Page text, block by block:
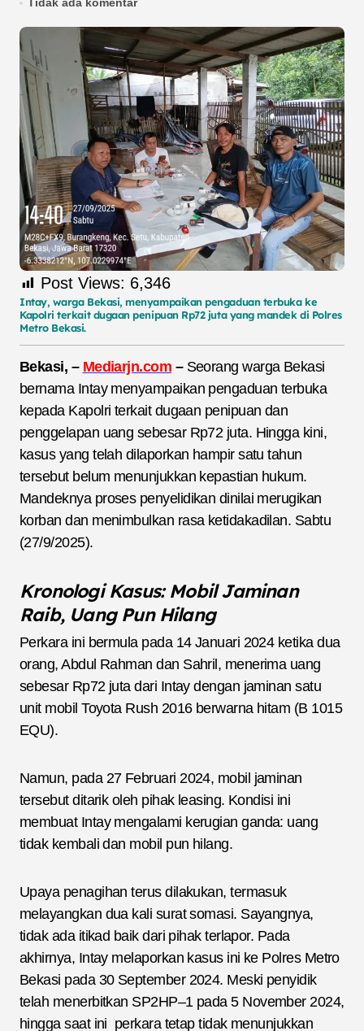
Post Views: 6,346
Intay, warga Bekasi, menyampaikan pengaduan terbuka ke
Kapolri terkait dugaan penipuan Rp72 juta yang mandek di Polres
Metro Bekasi.
Bekasi, – Mediarjn.com –Seorang warga Bekasi
bernama Intay menyampaikan pengaduan terbuka
kepada Kapolri terkait dugaan penipuan dan
penggelapan uang sebesar Rp72 juta. Hingga kini,
kasus yang telah dilaporkan hampir satu tahun
tersebut belum menunjukkan kepastian hukum.
Mandeknya proses penyelidikan dinilai merugikan
korban dan menimbulkan rasa ketidakadilan. Sabtu
(27/9/2025).
Kronologi Kasus: Mobil Jaminan
Raib, Uang Pun Hilang
Perkara ini bermula pada 14 Januari 2024 ketika dua
orang, Abdul Rahman dan Sahril, menerima uang
sebesar Rp72 juta dari Intay dengan jaminan satu
unit mobil Toyota Rush 2016 berwarna hitam (B 1015
EQU).
Namun, pada 27 Februari 2024, mobil jaminan
tersebut ditarik oleh pihak leasing. Kondisi ini
membuat Intay mengalami kerugian ganda: uang
tidak kembali dan mobil pun hilang.
Upaya penagihan terus dilakukan, termasuk
melayangkan dua kali surat somasi. Sayangnya,
tidak ada itikad baik dari pihak terlapor. Pada
akhirnya, Intay melaporkan kasus ini ke Polres Metro
Bekasi pada 30 September 2024. Meski penyidik
telah menerbitkan SP2HP–1 pada 5 November 2024,
hingga saat ini perkara tetap tidak menunjukkan